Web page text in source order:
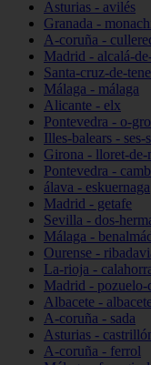
Asturias - avilés
Granada -
A-coruña -
Madrid - alcalá-
Santa-cruz-de-
Málaga - málaga
Alicante - elx
Pontevedra - o-
Illes-balears - ses-
Girona - lloret-de-
Pontevedra -
álava - eskuernaga
Madrid - getafe
Sevilla - dos-
Málaga -
Ourense -
La-rioja -
Madrid - pozuelo-
Albacete -
A-coruña - sada
Asturias -
A-coruña - ferrol